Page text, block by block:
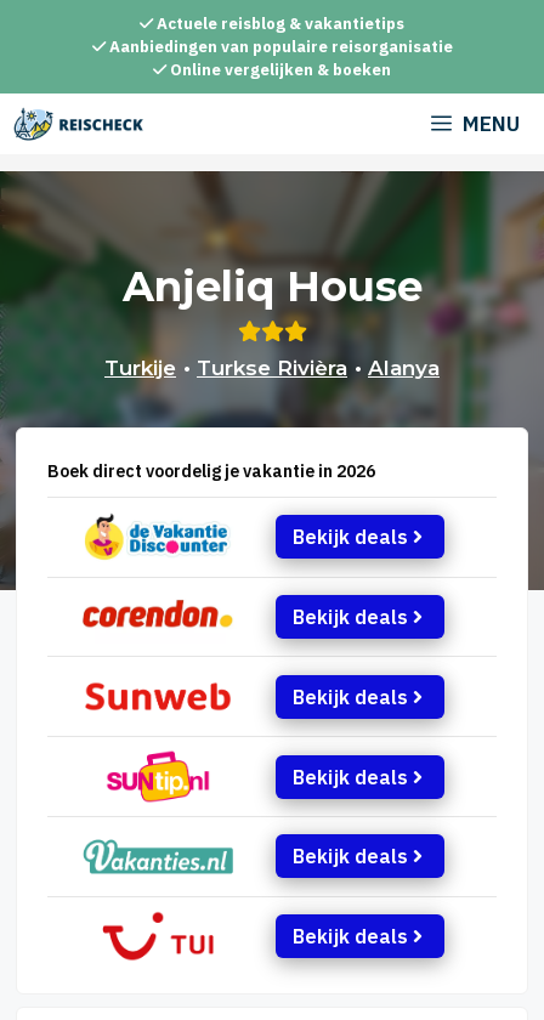
inhoud
Actuele reisblog & vakantietips
Aanbiedingen van populaire reisorganisatie
Online vergelijken & boeken
MENU
Anjeliq House
Turkije • Turkse Rivièra • Alanya
Boek direct voordelig je vakantie in 2026
Bekijk deals
Bekijk deals
Bekijk deals
Bekijk deals
Bekijk deals
Bekijk deals